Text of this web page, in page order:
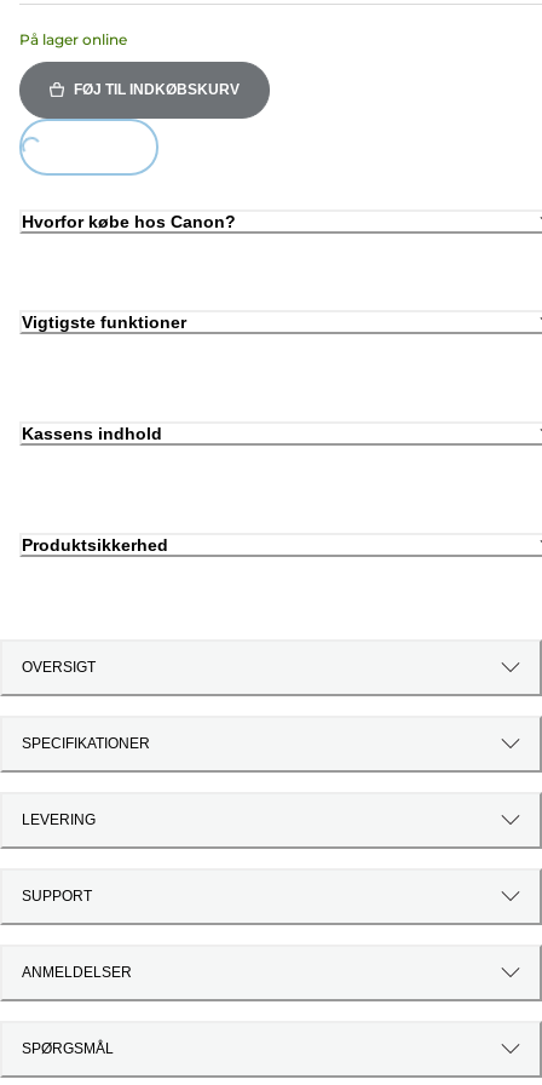
På lager online
FØJ TIL INDKØBSKURV
Hvorfor købe hos Canon?
Vigtigste funktioner
Kassens indhold
Produktsikkerhed
OVERSIGT
SPECIFIKATIONER
LEVERING
SUPPORT
ANMELDELSER
SPØRGSMÅL